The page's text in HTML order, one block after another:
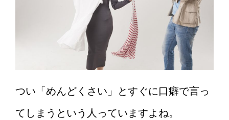
つい「めんどくさい」とすぐに口癖で言っ
てしまうという人っていますよね。